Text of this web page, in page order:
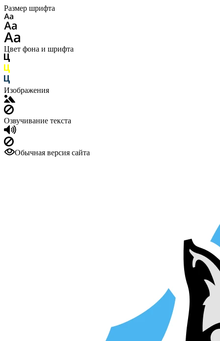
Размер шрифта
Цвет фона и шрифта
Изображения
Озвучивание текста
Обычная версия сайта